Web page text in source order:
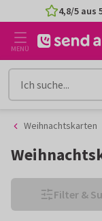
Inhalt
gehen
Filter
4,8/5 aus
MENÜ
Weihnachtskarten
Filter &